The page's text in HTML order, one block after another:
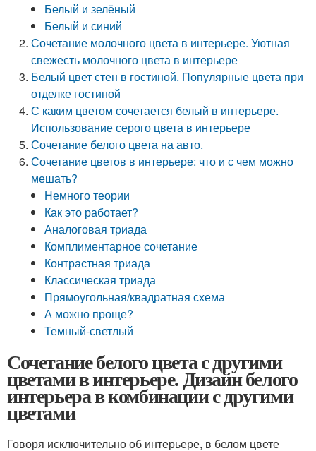
Белый и зелёный
Белый и синий
Сочетание молочного цвета в интерьере. Уютная
свежесть молочного цвета в интерьере
Белый цвет стен в гостиной. Популярные цвета при
отделке гостиной
С каким цветом сочетается белый в интерьере.
Использование серого цвета в интерьере
Сочетание белого цвета на авто.
Сочетание цветов в интерьере: что и с чем можно
мешать?
Немного теории
Как это работает?
Аналоговая триада
Комплиментарное сочетание
Контрастная триада
Классическая триада
Прямоугольная/квадратная схема
А можно проще?
Темный-светлый
Сочетание белого цвета с другими
цветами в интерьере. Дизайн белого
интерьера в комбинации с другими
цветами
Говоря исключительно об интерьере, в белом цвете